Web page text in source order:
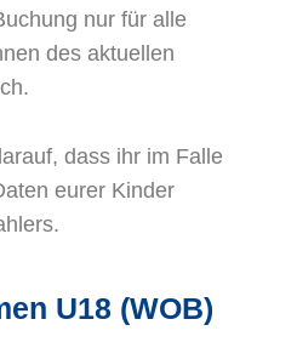
nur für alle
des aktuellen
dass ihr im Falle
eurer Kinder
U18 (WOB)